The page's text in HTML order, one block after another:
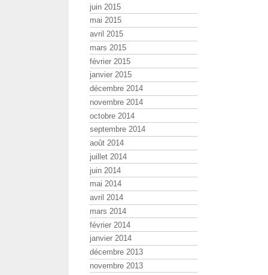
juin 2015
mai 2015
avril 2015
mars 2015
février 2015
janvier 2015
décembre 2014
novembre 2014
octobre 2014
septembre 2014
août 2014
juillet 2014
juin 2014
mai 2014
avril 2014
mars 2014
février 2014
janvier 2014
décembre 2013
novembre 2013